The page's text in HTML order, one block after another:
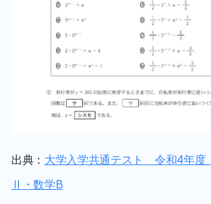
出典： 大学入学共通テスト　令和4年度
Ⅱ・数学B